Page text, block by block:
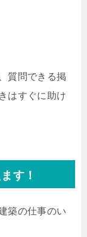
質問できる掲
はすぐに助け
す！
築の仕事のい